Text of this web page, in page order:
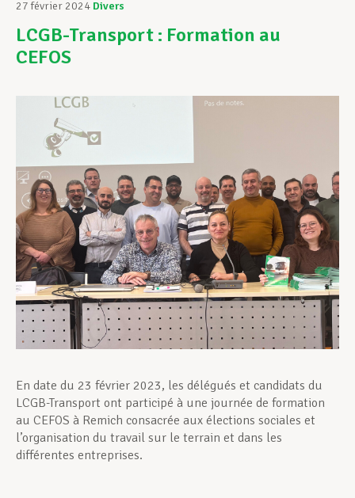
Vos droits
Assistance en vie privée
Développement professionnel
Devenir Membre
Actualités
27 février 2024 Divers
LCGB-Transport : Formation au
CEFOS
En date du 23 février 2023, les délégués et candidats du
LCGB-Transport ont participé à une journée de formation
au CEFOS à Remich consacrée aux élections sociales et
l’organisation du travail sur le terrain et dans les
différentes entreprises.